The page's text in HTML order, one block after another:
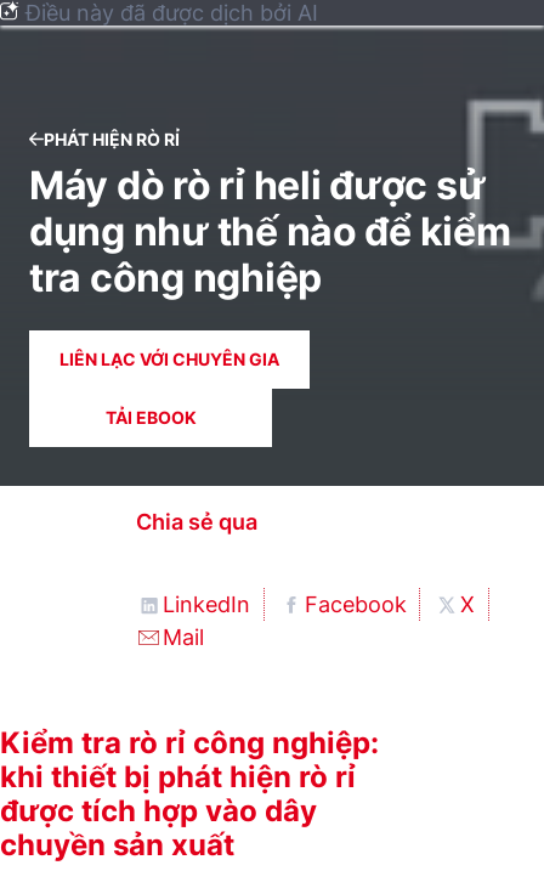
Điều này đã được dịch bởi AI
PHÁT HIỆN RÒ RỈ
Máy dò rò rỉ heli được sử
dụng như thế nào để kiểm
tra công nghiệp
LIÊN LẠC VỚI CHUYÊN GIA
TẢI EBOOK
Chia sẻ qua
LinkedIn Facebook
X
Mail
Kiểm tra rò rỉ công nghiệp:
khi thiết bị phát hiện rò rỉ
được tích hợp vào dây
chuyền sản xuất